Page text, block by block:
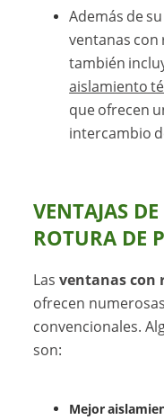
Además de
ventanas
también
aislamiento
que ofrecen
intercambio
VENTAJAS
ROTURA DE
Lasventanas con
ofrecen
convencionales.
son:
Mejor